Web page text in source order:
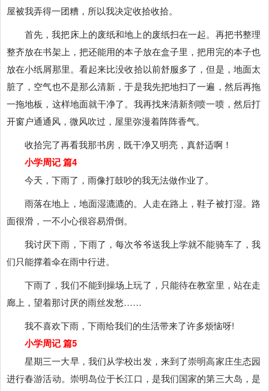
屋被我弄得一团糟，所以我决定收拾收拾。
首先，我把床上的废纸和地上的废纸扫在一起。再把书整理
整齐放在书架上，把还能用的本子放在盒子里，把用完的本子也
放在小纸屑那里。看起来比没收拾以前舒服多了，但是，地面太
脏了，空气也不是那么清新，于是我先把地扫了一遍，然后再拖
一拖地板，这样地面就干净了。我再找来清新剂喷一喷，然后打
开窗户通通风，微风吹过，屋里弥漫着阵阵香气。
收拾完了再看我那书房，既干净又明亮，真舒适啊！
小学周记 篇4
今天，下雨了，雨像打鼓吵的我无法做作业了。
雨落在地上，地面湿漉漉的。人走在路上，鞋子被打湿。路
面很滑，一不小心很容易滑倒。
我讨厌下雨，下雨了，每次爷爷送我上学就不能骑车了，我
们只能撑着伞在雨中行进。
下雨了，我们不能到操场上玩了，只能待在教室里，站在走
廊上，望着那讨厌的雨丝发愁……
我不喜欢下雨，下雨给我们的生活带来了许多烦恼呀!
小学周记 篇5
星期三一大早，我们从学校出发，来到了崇明高家庄生态园
进行春游活动。崇明岛位于长江口，是我们国家的第三大岛，是